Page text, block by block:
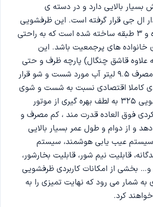
بسیار بالایی دارد و در دسته ی
ال جی قرار گرفته است. این ظرفشویی
در ظرفیت 14 نفره و 3 طبقه ساخته شده است که به راحتی
خانواده های پرجمعیت باشد. این
168 (به علاوه قاشق چنگال) پارچه ظرف و حتی
بیش تر را تنها با مصرف 9.5 لیتر آب مورد شست و شو قرار
کاملا اقتصادی نسبت به شست و شوی
دستی دارد. ظرفشویی 325 به لطف بهره گیری از موتور
فوق العاده قدرت مند ، کم مصرف و
دهد و از دوام و طول عمر بسیار بالایی
سیستم عیب یابی هوشمند، سیستم
قابلیت نیم شور، قابلیت بخارشور،
بخشی از امکانات کاربردی ظرفشویی
دودی به شمار می رود که نهایت تمیزی را به
کرد.